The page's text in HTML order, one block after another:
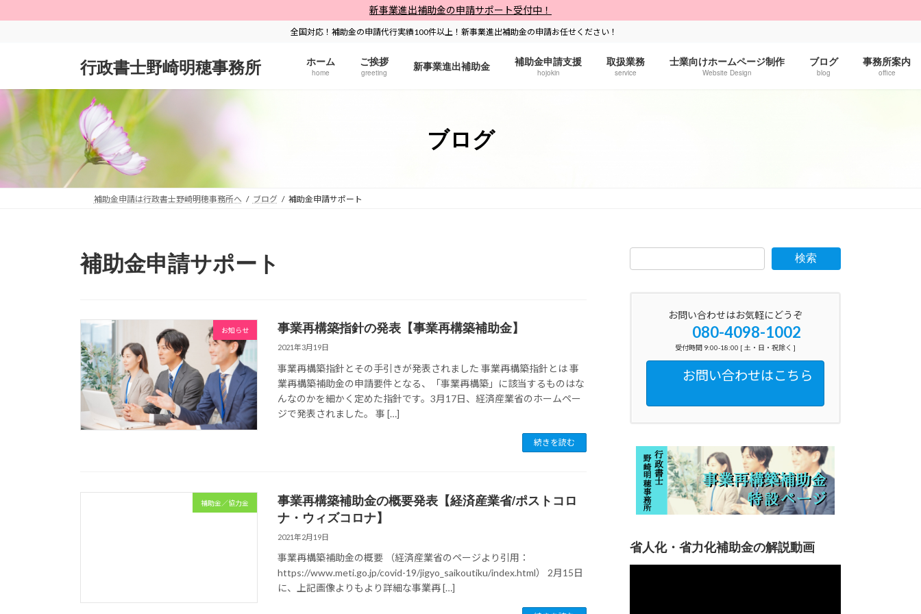
ン
へ
キ
ッ
ビ
ョ
に
移
新事業進出補助金の申請サポート受付中！
全国対応！補助金の申請代行実績100件以上！新事業進出補助金の申請お任せください！
行政書士野崎明穂事務所 ホーム
home
ご挨拶
greeting 新事業進出補助金 補助金申請支援
hojokin
取扱業務
service
士業向けホームページ制作
Website Design
ブログ
blog
事務所案内
office
ブログ
補助金申請は行政書士野崎明穂事務所へ ブログ 補助金申請サポート
補助金申請サポート
お知らせ 事業再構築指針の発表【事業再構築補助金】
2021年3月19日
事業再構築指針とその手引きが発表されました 事業再構築指針とは 事
業再構築補助金の申請要件となる、「事業再構築」に該当するものはな
んなのかを細かく定めた指針です。3月17日、経済産業省のホームペー
ジで発表されました。 事 […]
続きを読む
補助金／協力金
事業再構築補助金の概要発表【経済産業省/ポストコロ
ナ・ウィズコロナ】
2021年2月19日
事業再構築補助金の概要 （経済産業省のページより引用：
https://www.meti.go.jp/covid-19/jigyo_saikoutiku/index.html） 2月15日
に、上記画像よりもより詳細な事業再 […]
検索
お問い合わせはお気軽にどうぞ
080-4098-1002
受付時間 9:00-18:00 [ 土・日・祝除く ]
お問い合わせはこちら
省人化・省力化補助金の解説動画